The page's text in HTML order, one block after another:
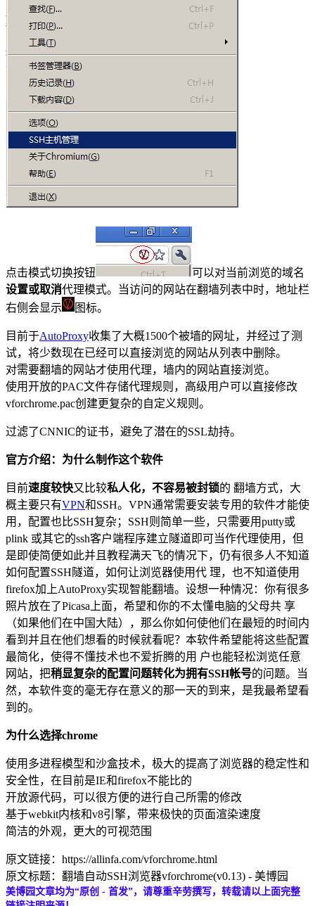
点击模式切换按钮
可以对当前浏览的域名
设置或取消代理模式。当访问的网站在翻墙列表中时，地址栏
右侧会显示
图标。
目前于AutoProxy收集了大概1500个被墙的网址，并经过了测
试，将少数现在已经可以直接浏览的网站从列表中删除。
对需要翻墙的网站才使用代理，墙内的网站直接浏览。
使用开放的PAC文件存储代理规则，高级用户可以直接修改
vforchrome.pac创建更复杂的自定义规则。
过滤了CNNIC的证书，避免了潜在的SSL劫持。
官方介绍：为什么制作这个软件
目前速度较快又比较私人化，不容易被封锁的 翻墙方式，大
概主要只有VPN和SSH。VPN通常需要安装专用的软件才能使
用，配置也比SSH复杂；SSH则简单一些，只需要用putty或
plink 或其它的ssh客户端程序建立隧道即可当作代理使用，但
是即使简便如此并且教程满天飞的情况下，仍有很多人不知道
如何配置SSH隧道，如何让浏览器使用代 理，也不知道使用
firefox加上AutoProxy实现智能翻墙。设想一种情况：你有很多
照片放在了Picasa上面，希望和你的不太懂电脑的父母共 享
（如果他们在中国大陆），那么你如何使他们在最短的时间内
看到并且在他们想看的时候就看呢？本软件希望能将这些配置
最简化，使得不懂技术也不爱折腾的用 户也能轻松浏览任意
网站，把稍显复杂的配置问题转化为拥有SSH帐号的问题。当
然，本软件变的毫无存在意义的那一天的到来，是我最希望看
到的。
为什么选择chrome
使用多进程模型和沙盒技术，极大的提高了浏览器的稳定性和
安全性，在目前是IE和firefox不能比的
开放源代码，可以很方便的进行自己所需的修改
基于webkit内核和v8引擎，带来极快的页面渲染速度
简洁的外观，更大的可视范围
原文链接：https://allinfa.com/vforchrome.html
原文标题：翻墙自动SSH浏览器vforchrome(v0.13) - 美博园
美博园文章均为“原创 - 首发”，请尊重辛劳撰写，转载请以上面完整